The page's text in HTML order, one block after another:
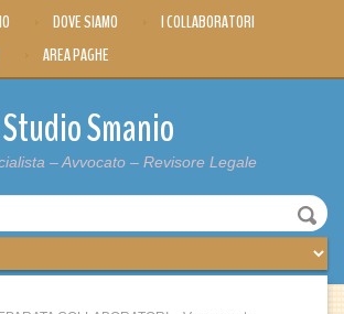
DOVE SIAMO
I COLLABORATORI
AREA PAGHE
Studio Smanio
– Avvocato – Revisore Legale